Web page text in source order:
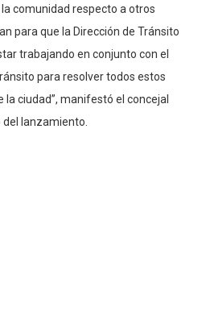
comunidad respecto a otros
para que la Dirección de Tránsito
trabajando en conjunto con el
para resolver todos estos
ciudad”, manifestó el concejal
lanzamiento.